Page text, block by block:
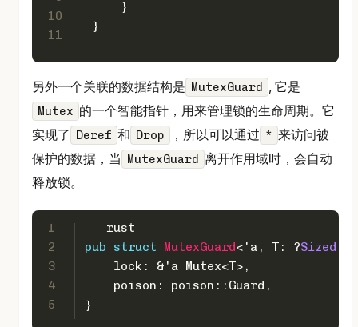
10
11
    }
}
另外一个关联的数据结构是 MutexGuard , 它是
Mutex 的一个智能指针，用来管理锁的生命周期。它
实现了
Deref 和 Drop ，所以可以通过 * 来访问被
保护的数据，当
MutexGuard 离开作用域时，会自动
释放锁。
1
2
3
4
5
```rust
pub
struct MutexGuard< 'a , T: ?Sized
    lock: &
'a Mutex<T>,
    poison: poison::Guard,
}